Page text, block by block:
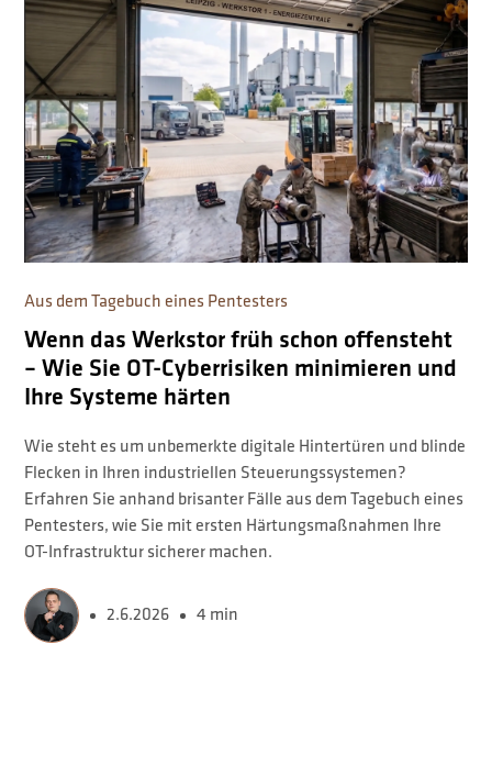
Aus dem Tagebuch eines Pentesters
Wenn das Werkstor früh schon offensteht
– Wie Sie OT-Cyberrisiken minimieren und
Ihre Systeme härten
Wie steht es um unbemerkte digitale Hintertüren und blinde
Flecken in Ihren industriellen Steuerungssystemen?
Erfahren Sie anhand brisanter Fälle aus dem Tagebuch eines
Pentesters, wie Sie mit ersten Härtungsmaßnahmen Ihre
OT-Infrastruktur sicherer machen.
2.6.2026 4 min